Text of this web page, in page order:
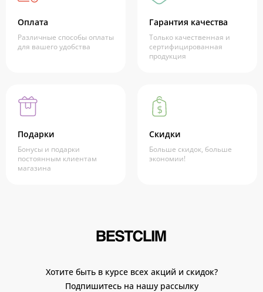
Оплата
Различные способы оплаты
для вашего удобства
Гарантия качества
Только качественная и
сертифицированная
продукция
Подарки
Бонусы и подарки
постоянным клиентам
магазина
Скидки
Больше скидок, больше
экономии!
Хотите быть в курсе всех акций и скидок?
Подпишитесь на нашу рассылку